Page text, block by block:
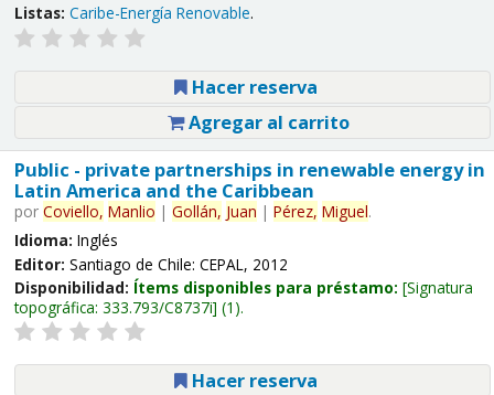
Listas: Caribe-Energía Renovable.
Hacer reserva
Agregar al carrito
Public - private partnerships in renewable energy in
Latin America and the Caribbean
por Coviello, Manlio | Gollán, Juan | Pérez, Miguel.
Idioma: Inglés
Editor: Santiago de Chile: CEPAL, 2012
Disponibilidad: Ítems disponibles para préstamo: Signatura
topográfica: 333.793/C8737i (1).
Hacer reserva